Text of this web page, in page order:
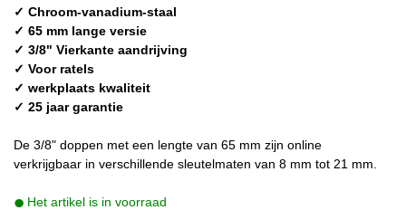
✓ Chroom-vanadium-staal
✓ 65 mm lange versie
✓ 3/8" Vierkante aandrijving
✓ Voor ratels
✓ werkplaats kwaliteit
✓ 25 jaar garantie
De 3/8" doppen met een lengte van 65 mm zijn online
verkrijgbaar in verschillende sleutelmaten van 8 mm tot 21 mm.
Het artikel is in voorraad